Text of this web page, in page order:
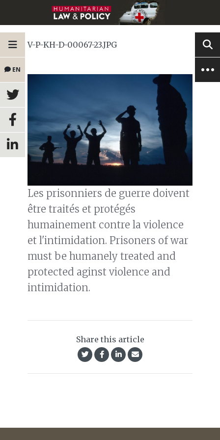
EN
V-P-KH-D-00067-23.JPG
Les prisonniers de guerre doivent
être traités et protégés
humainement contre la violence
et l'intimidation. Prisoners of war
must be humanely treated and
protected aginst violence and
intimidation.
Share this article